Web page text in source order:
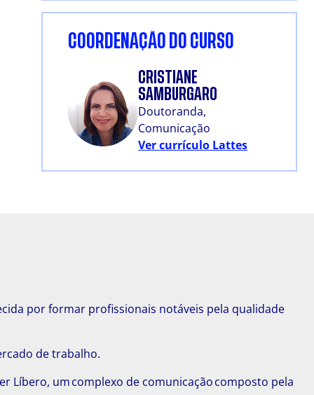
COORDENAÇÃO DO CURSO
CRISTIANE
SAMBURGARO
Doutoranda,
Comunicação
Ver currículo Lattes
por formar profissionais notáveis pela qualidade
de trabalho.
Líbero, um complexo de comunicação composto pela